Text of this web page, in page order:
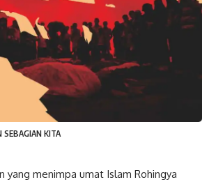
SEBAGIAN KITA
yang menimpa umat Islam Rohingya